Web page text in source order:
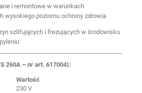
i remontowe w warunkach
wysokiego poziomu ochrony zdrowia
szlifujących i frezujących w środowisku
260A – nr art. 617004):
Wartość
230 V